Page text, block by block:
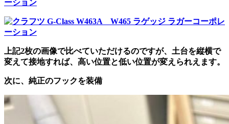
上記2枚の画像で比べていただけるのですが、土台を縦横で
変えて接地すれば、高い位置と低い位置が変えられえます。
次に、純正のフックを装備